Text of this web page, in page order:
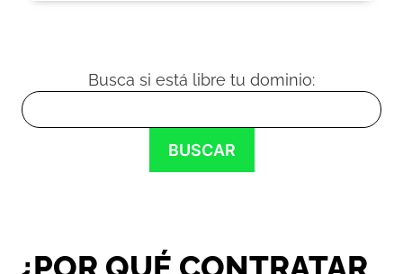
Busca si está libre tu dominio: